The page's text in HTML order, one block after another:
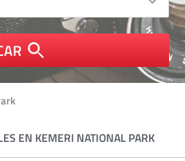
EN KEMERI NATIONAL PARK